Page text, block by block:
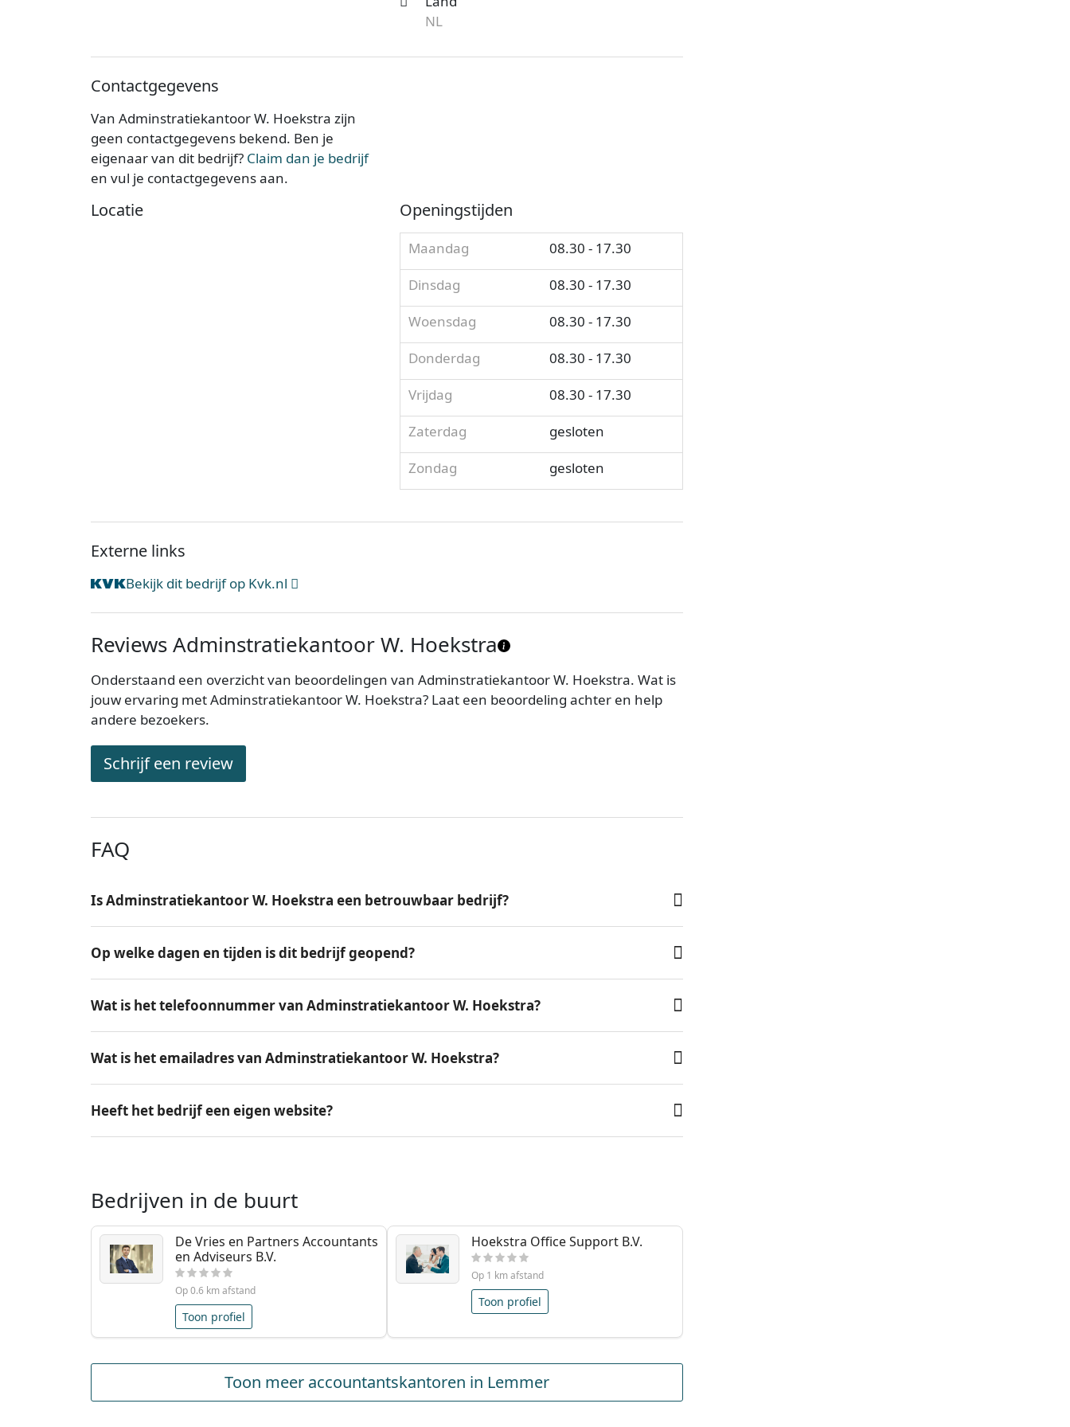
NL
Contactgegevens
Van Adminstratiekantoor W. Hoekstra zijn
geen contactgegevens bekend. Ben je
eigenaar van dit bedrijf? Claim dan je bedrijf
en vul je contactgegevens aan.
Locatie Openingstijden
Maandag
08.30 - 17.30
Dinsdag
08.30 - 17.30
Woensdag
08.30 - 17.30
Donderdag
08.30 - 17.30
Vrijdag
08.30 - 17.30
Zaterdag
gesloten
Zondag
gesloten
Externe links
Bekijk dit bedrijf op Kvk.nl
Reviews Adminstratiekantoor W. Hoekstra
Onderstaand een overzicht van beoordelingen van Adminstratiekantoor W. Hoekstra. Wat is
jouw ervaring met Adminstratiekantoor W. Hoekstra? Laat een beoordeling achter en help
andere bezoekers.
Schrijf een review
FAQ
Is Adminstratiekantoor W. Hoekstra een betrouwbaar bedrijf?
Op welke dagen en tijden is dit bedrijf geopend?
Wat is het telefoonnummer van Adminstratiekantoor W. Hoekstra?
Wat is het emailadres van Adminstratiekantoor W. Hoekstra?
Heeft het bedrijf een eigen website?
Bedrijven in de buurt
De Vries en Partners Accountants
en Adviseurs B.V.
Op 0.6 km afstand
Toon profiel
Hoekstra Office Support B.V.
Op 1 km afstand
Toon profiel
Toon meer accountantskantoren in Lemmer